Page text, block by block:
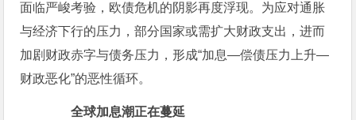
面临严峻考验，欧债危机的阴影再度浮现。为应对通胀
与经济下行的压力，部分国家或需扩大财政支出，进而
加剧财政赤字与债务压力，形成“加息—偿债压力上升—
财政恶化”的恶性循环。
全球加息潮正在蔓延